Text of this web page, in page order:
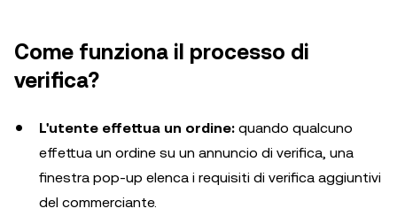
Come funziona il processo di
verifica?
L'utente effettua un ordine: quando qualcuno
effettua un ordine su un annuncio di verifica, una
finestra pop-up elenca i requisiti di verifica aggiuntivi
del commerciante.